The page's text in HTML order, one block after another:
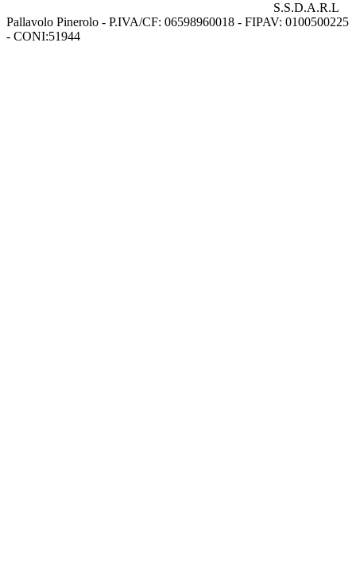
S.S.D.A.R.L
Pallavolo Pinerolo - P.IVA/CF: 06598960018 - FIPAV: 0100500225
- CONI:51944